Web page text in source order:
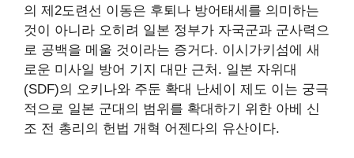
의 제2도련선 이동은 후퇴나 방어태세를 의미하는
것이 아니라 오히려 일본 정부가 자국군과 군사력으
로 공백을 메울 것이라는 증거다. 이시가키섬에 새
로운 미사일 방어 기지 대만 근처. 일본 자위대
(SDF)의 오키나와 주둔 확대 난세이 제도 이는 궁극
적으로 일본 군대의 범위를 확대하기 위한 아베 신
조 전 총리의 헌법 개혁 어젠다의 유산이다.